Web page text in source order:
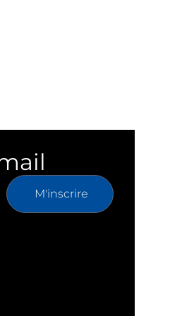
M'inscrire